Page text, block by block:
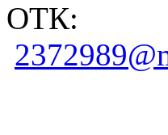
ОТК: